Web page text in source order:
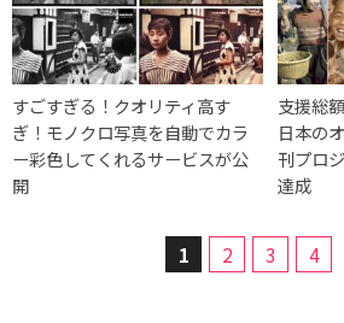
すごすぎる！クオリティ高す
ぎ！モノクロ写真を自動でカラ
ー彩色してくれるサービスが公
開
支援総
日本の
刊プロ
達成
1 2 3 4